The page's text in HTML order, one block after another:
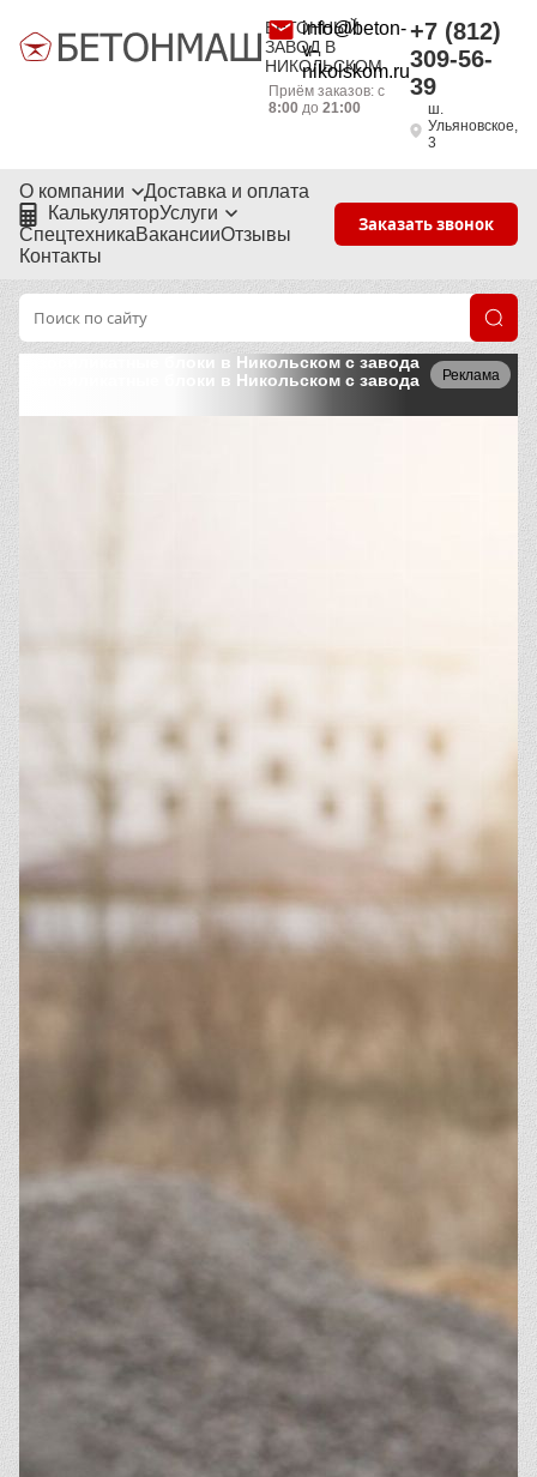
БЕТОННЫЙ
ЗАВОД В
НИКОЛЬСКОМ
info@beton-
v-
nikolskom.ru
Приём заказов: с
8:00 до 21:00
+7 (812)
309-56-
39
ш.
Ульяновское,
3
О компании
Доставка и оплата
КалькуляторУслуги
СпецтехникаВакансииОтзывы
Контакты
Заказать звонок
Реклама
Газосиликатные блоки в Никольском с завода
Газосиликатные блоки в Никольском с завода